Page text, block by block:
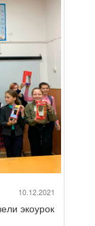
10.12.2021
экоурок